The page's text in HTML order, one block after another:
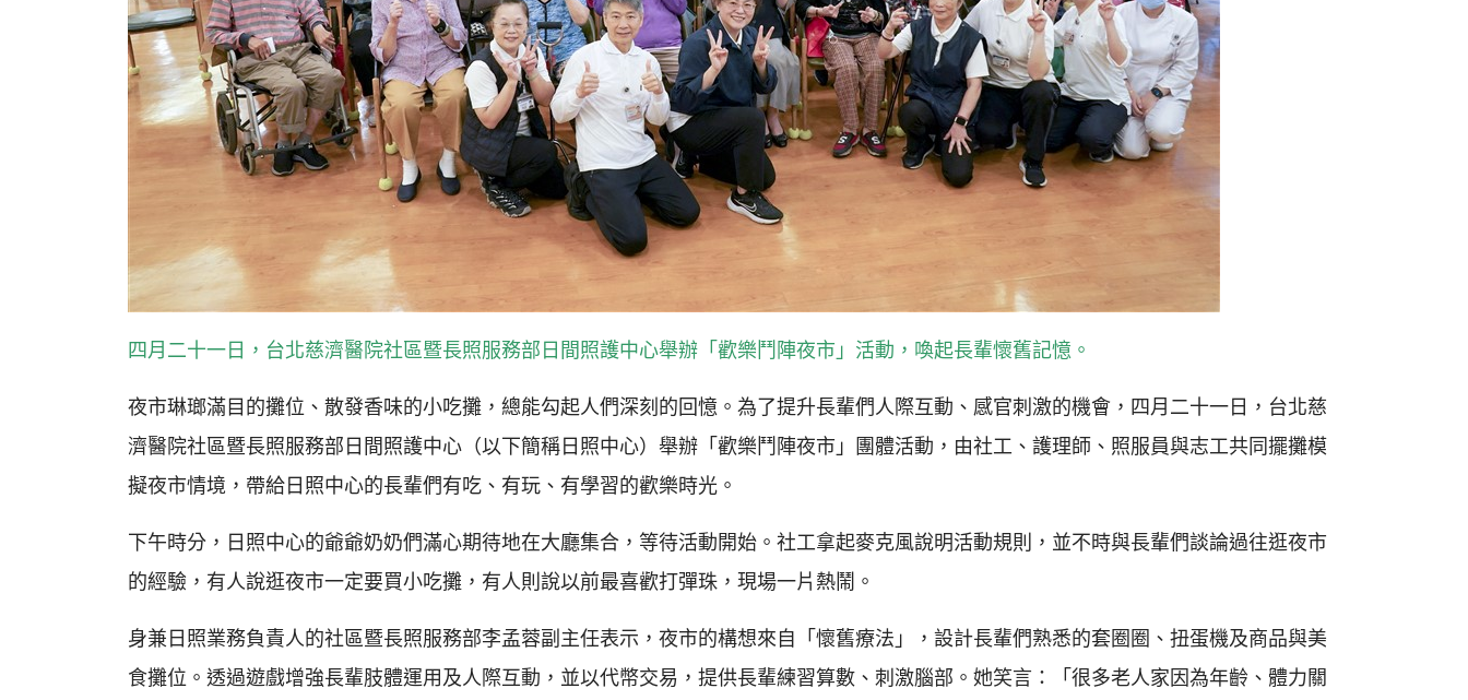
四月二十一日，台北慈濟醫院社區暨長照服務部日間照護中心舉辦「歡樂鬥陣夜市」活動，喚起長輩懷舊記憶。
夜市琳瑯滿目的攤位、散發香味的小吃攤，總能勾起人們深刻的回憶。為了提升長輩們人際互動、感官刺激的機會，四月二十一日，台北慈
濟醫院社區暨長照服務部日間照護中心（以下簡稱日照中心）舉辦「歡樂鬥陣夜市」團體活動，由社工、護理師、照服員與志工共同擺攤模
擬夜市情境，帶給日照中心的長輩們有吃、有玩、有學習的歡樂時光。
下午時分，日照中心的爺爺奶奶們滿心期待地在大廳集合，等待活動開始。社工拿起麥克風說明活動規則，並不時與長輩們談論過往逛夜市
的經驗，有人說逛夜市一定要買小吃攤，有人則說以前最喜歡打彈珠，現場一片熱鬧。
身兼日照業務負責人的社區暨長照服務部李孟蓉副主任表示，夜市的構想來自「懷舊療法」，設計長輩們熟悉的套圈圈、扭蛋機及商品與美
食攤位。透過遊戲增強長輩肢體運用及人際互動，並以代幣交易，提供長輩練習算數、刺激腦部。她笑言：「很多老人家因為年齡、體力關